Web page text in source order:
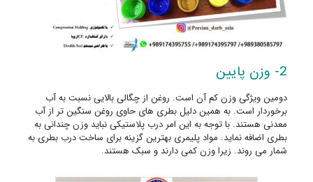
2- وزن پایین
دومین ویژگی وزن کم آن است. روغن از چگالی بالایی نسبت به آب
برخوردار است. به همین دلیل بطری های حاوی روغن سنگین تر از آب
معدنی هستند. با توجه به این امر درب پلاستیکی نباید وزن چندانی به
بطری اضافه نماید. مواد پلیمری بهترین گزینه برای ساخت درب بطری به
شمار می روند. زیرا وزن کمی دارند و سبک هستند.